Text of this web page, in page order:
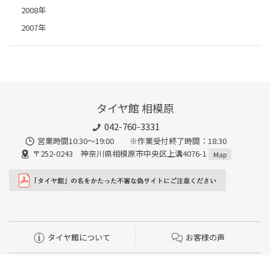
2008年
2007年
タイヤ館 相模原
042-760-3331
営業時間10:30～19:00 ※作業受付終了時間：18:30
〒252-0243 神奈川県相模原市中央区上溝4076-1
Map
タイヤ館について お客様の声